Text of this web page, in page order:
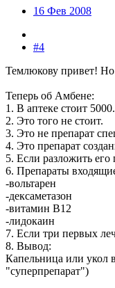
16 Фев 2008
#4
Темлюкову привет!
Теперь об Амбене:
1. В аптеке стоит 5000.
2. Это того не стоит.
3. Это не препарат
4. Это препарат
5. Если разложить его
6. Препараты
-вольтарен
-дексаметазон
-витамин В12
-лидокаин
7. Если три первых
8. Вывод:
Капельница или укол
"суперпрепарат")